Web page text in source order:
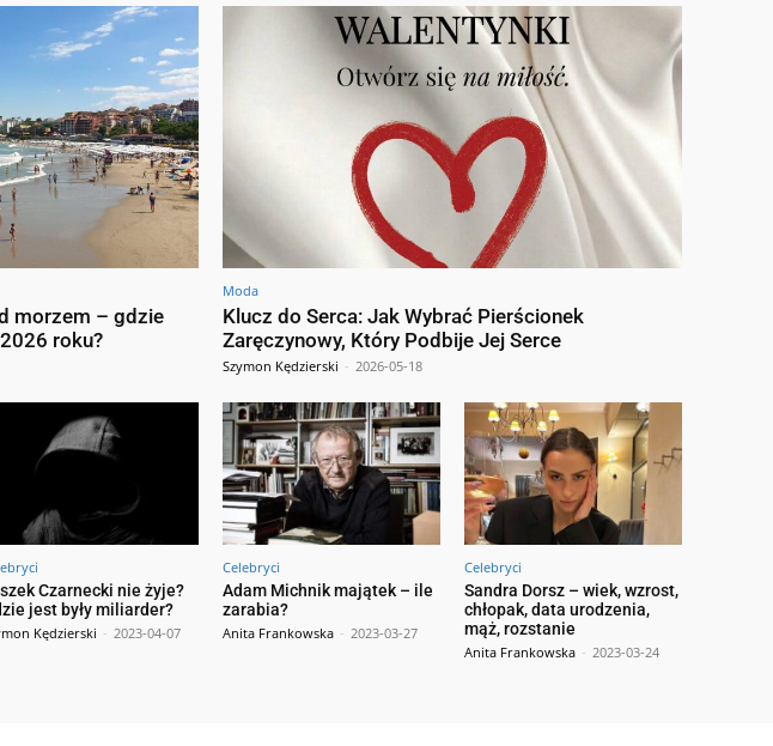
morzem – gdzie
roku?
Moda
Klucz do Serca: Jak Wybrać Pierścionek
Zaręczynowy, Który Podbije Jej Serce
Szymon Kędzierski - 2026-05-18
Czarnecki nie żyje?
jest były miliarder?
Kędzierski - 2023-04-07
Celebryci
Adam Michnik majątek – ile
zarabia?
Anita Frankowska - 2023-03-27
Celebryci
Sandra Dorsz – wiek, wzrost,
chłopak, data urodzenia,
mąż, rozstanie
Anita Frankowska - 2023-03-24